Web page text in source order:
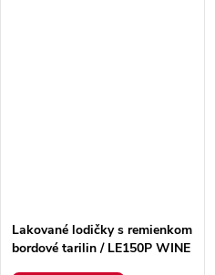
Lakované lodičky s remienkom
bordové tarilin / LE150P WINE